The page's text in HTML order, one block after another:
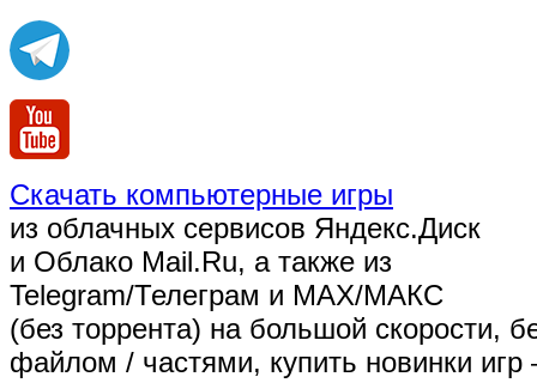
Скачать компьютерные игры
из облачных сервисов Яндекс.Диск
и Облако Mail.Ru, а также из
Telegram/Телеграм и MAX/МАКС
(без торрента) на большой скорости,
файлом / частями, купить новинки